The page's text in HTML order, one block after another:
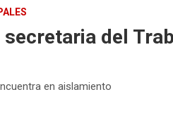
del
en aislamiento